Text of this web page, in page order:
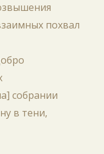
похвал
собрании
в тени,